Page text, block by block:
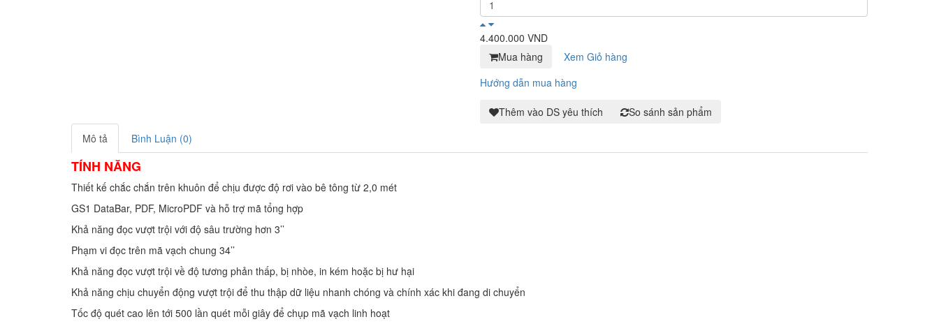
4.400.000 VND
Mua hàng
Xem Giỏ hàng
Hướng dẫn mua hàng
Thêm vào DS yêu thích
So sánh sản phẩm
Mô tả
Bình Luận (0)
TÍNH NĂNG
Thiết kế chắc chắn trên khuôn để chịu được độ rơi vào bê tông từ 2,0 mét
GS1 DataBar, PDF, MicroPDF và hỗ trợ mã tổng hợp
Khả năng đọc vượt trội với độ sâu trường hơn 3’’
Phạm vi đọc trên mã vạch chung 34’’
Khả năng đọc vượt trội về độ tương phản thấp, bị nhòe, in kém hoặc bị hư hại
Khả năng chịu chuyển động vượt trội để thu thập dữ liệu nhanh chóng và chính xác khi đang di chuyển
Tốc độ quét cao lên tới 500 lần quét mỗi giây để chụp mã vạch linh hoạt